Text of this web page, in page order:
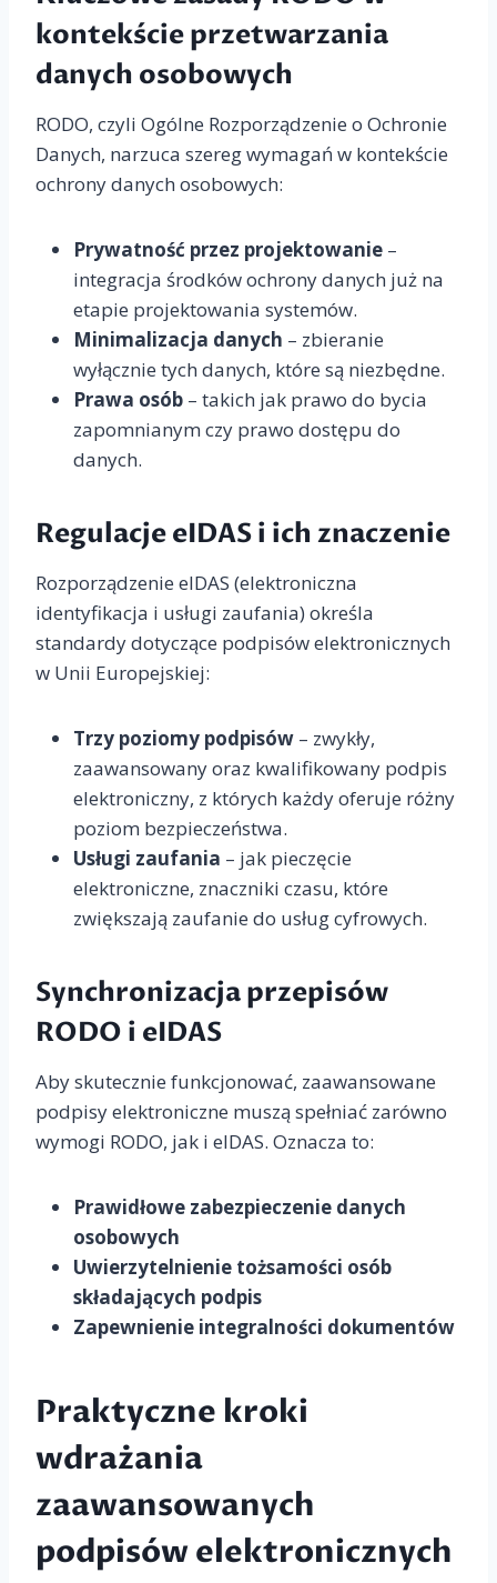
kontekście przetwarzania
danych osobowych
RODO, czyli Ogólne Rozporządzenie o Ochronie
Danych, narzuca szereg wymagań w kontekście
ochrony danych osobowych:
Prywatność przez projektowanie –
integracja środków ochrony danych już na
etapie projektowania systemów.
Minimalizacja danych – zbieranie
wyłącznie tych danych, które są niezbędne.
Prawa osób – takich jak prawo do bycia
zapomnianym czy prawo dostępu do
danych.
Regulacje eIDAS i ich znaczenie
Rozporządzenie eIDAS (elektroniczna
identyfikacja i usługi zaufania) określa
standardy dotyczące podpisów elektronicznych
w Unii Europejskiej:
Trzy poziomy podpisów – zwykły,
zaawansowany oraz kwalifikowany podpis
elektroniczny, z których każdy oferuje różny
poziom bezpieczeństwa.
Usługi zaufania – jak pieczęcie
elektroniczne, znaczniki czasu, które
zwiększają zaufanie do usług cyfrowych.
Synchronizacja przepisów
RODO i eIDAS
Aby skutecznie funkcjonować, zaawansowane
podpisy elektroniczne muszą spełniać zarówno
wymogi RODO, jak i eIDAS. Oznacza to:
Prawidłowe zabezpieczenie danych
osobowych
Uwierzytelnienie tożsamości osób
składających podpis
Zapewnienie integralności dokumentów
Praktyczne kroki
wdrażania
zaawansowanych
podpisów elektronicznych